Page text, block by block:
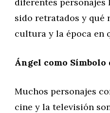
sido retratados y qué
cultura y la época en
Ángel como Símbolo
Muchos personajes
cine y la televisión